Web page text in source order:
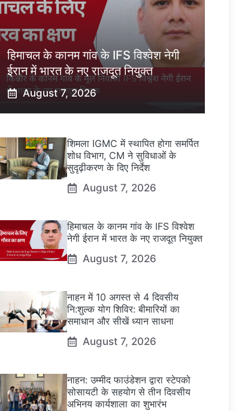
हिमाचल के कानम गांव के IFS विश्वेश नेगी
ईरान में भारत के नए राजदूत नियुक्त
August 7, 2026
शिमला IGMC में स्थापित होगा समर्पित
शोध विभाग, CM ने सुविधाओं के
सुदृढ़ीकरण के दिए निर्देश
August 7, 2026
हिमाचल के कानम गांव के IFS विश्वेश
नेगी ईरान में भारत के नए राजदूत नियुक्त
August 7, 2026
नाहन में 10 अगस्त से 4 दिवसीय
नि:शुल्क योग शिविर: बीमारियों का
समाधान और सीखें ध्यान साधना
August 7, 2026
नाहन: उम्मीद फाउंडेशन द्वारा स्टेपको
सोसायटी के सहयोग से तीन दिवसीय
अभिनय कार्यशाला का शुभारंभ